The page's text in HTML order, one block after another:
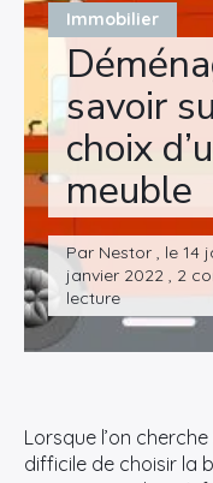
Immobilier
savoir
choix
meuble
Par Nestor , le 14
janvier 2022 , 2
lecture
Lorsque l’on
difficile de choisir la